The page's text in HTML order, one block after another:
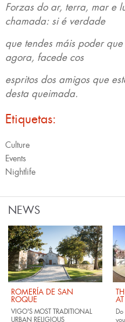
Forzas do ar, terra, mar e
chamada: si é verdade
que tendes máis poder
agora, facede cos
espritos dos amigos que
desta queimada.
Etiquetas:
Culture
Events
Nightlife
NEWS
ROMERÍA DE SAN
ROQUE
VIGO'S MOST TRADITIONAL
URBAN RELIGIOUS